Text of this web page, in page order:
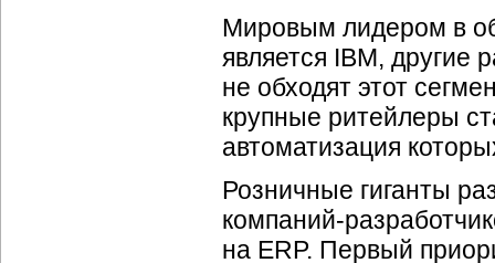
Мировым лидером в
является IBM, другие
не обходят этот
крупные ритейлеры
автоматизация
Розничные гиганты
компаний-
на ERP. Первый